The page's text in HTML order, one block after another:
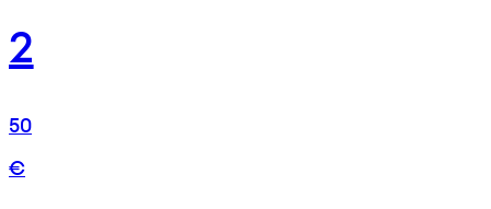
2
50
€